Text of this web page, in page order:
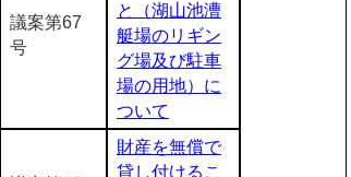
議案第67
号
と（湖山池漕
艇場のリギン
グ場及び駐車
場の用地）に
ついて
財産を無償で
貸し付けるこ